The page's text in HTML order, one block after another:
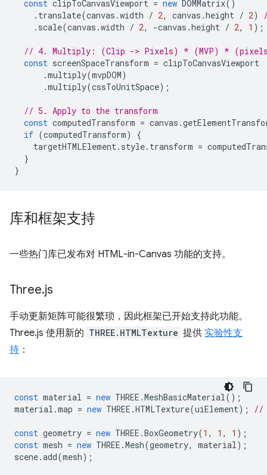
const clipToCanvasViewport = new DOMMatrix()
. translate(canvas .width / 2, canvas .height / 2)
. scale(canvas .width / 2, -canvas .height / 2, 1 );
// 4. Multiply: (Clip -> Pixels) * (MVP) *
const screenSpaceTransform = clipToCanvasViewport
.multiply(mvpDOM)
.multiply(cssToUnitSpace);
// 5. Apply to the transform
const computedTransform = canvas .
if (computedTransform)
{
targetHTMLElement. style. transform =
}
}
库和框架支持
一些热门库已发布对 HTML-in-Canvas 功能的支持。
Three.js
手动更新矩阵可能很繁琐，因此框架已开始支持此功能。
Three.js 使用新的 THREE.HTMLTexture 提供 实验性支
持 ：
const material = new THREE .MeshBasicMaterial();
material .map = new THREE .HTMLTexture(uiElement); //
const geometry = new THREE .BoxGeometry(1 , 1 , 1 );
const mesh = new THREE .Mesh(geometry, material);
scene.add(mesh);